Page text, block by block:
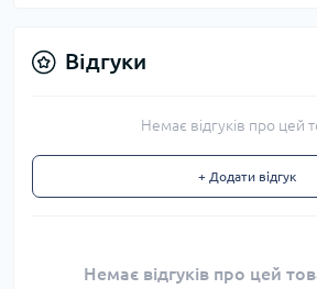
Відгуки
Немає відгуків про цей
+ Додати відгук
Немає відгуків про цей